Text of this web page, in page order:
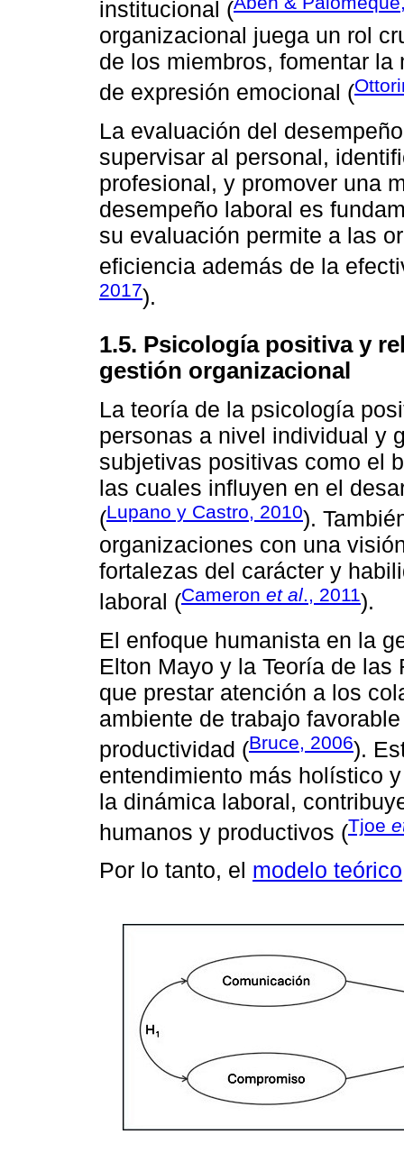
institucional (
organizacional juega un rol
de los miembros, fomentar
de expresión emocional (
La evaluación del
supervisar al personal,
profesional, y promover una
desempeño laboral es
su evaluación permite a las
eficiencia además de la
2017).
1.5. Psicología positiva y
gestión organizacional
La teoría de la psicología
personas a nivel individual y
subjetivas positivas como el
las cuales influyen en el
(Lupano y Castro, 2010).
organizaciones con una
fortalezas del carácter y
laboral (Cameron et al., 2011).
El enfoque humanista en la
Elton Mayo y la Teoría de
que prestar atención a los
ambiente de trabajo
productividad (Bruce, 2006).
entendimiento más holístico
la dinámica laboral,
humanos y productivos (Tjoe
Por lo tanto, el modelo teórico